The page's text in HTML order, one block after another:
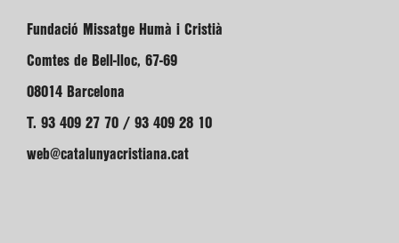
Fundació Missatge Humà i Cristià
Comtes de Bell-lloc, 67-69
08014 Barcelona
T. 93 409 27 70 / 93 409 28 10
web@catalunyacristiana.cat